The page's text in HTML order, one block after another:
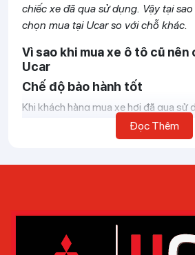
chiếc xe đã qua sử dụng. Vậy tại
chọn mua tại Ucar so với chỗ khác.
Vì sao khi mua xe ô tô cũ nên
Ucar
Chế độ bảo hành tốt
Khi khách hàng mua xe hơi đã qua sử
hàng sẽ nhận được bảo hành 1 năm
trong trường hợp xe ô tô vẫn còn bảo
Kiểm định chặt chẽ
Đọc Thêm